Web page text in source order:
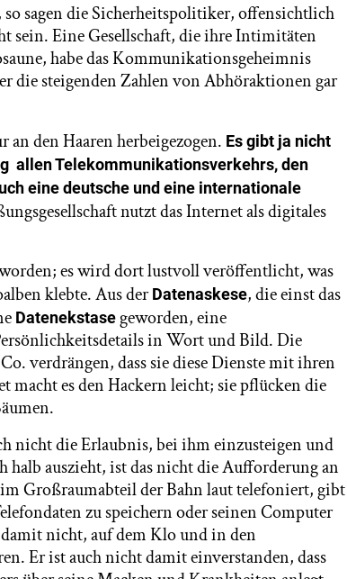
sagen die Sicherheitspolitiker, offensichtlich
sein. Eine Gesellschaft, die ihre Intimitäten
habe das Kommunikationsgeheimnis
die steigenden Zahlen von Abhöraktionen gar
den Haaren herbeigezogen. Es gibt ja nicht
allen Telekommunikationsverkehrs, den
eine deutsche und eine internationale
nutzt das Internet als digitales
es wird dort lustvoll veröffentlicht, was
klebte. Aus derDatenaskese, die einst das
Datenekstase geworden, eine
in Wort und Bild. Die
verdrängen, dass sie diese Dienste mit ihren
macht es den Hackern leicht; sie pflücken die
nicht die Erlaubnis, bei ihm einzusteigen und
auszieht, ist das nicht die Aufforderung an
Großraumabteil der Bahn laut telefoniert, gibt
zu speichern oder seinen Computer
nicht, auf dem Klo und in den
Er ist auch nicht damit einverstanden, dass